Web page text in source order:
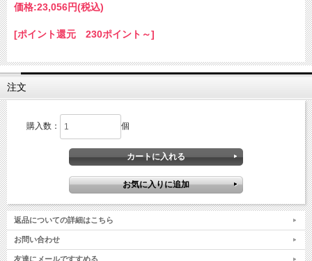
価格:23,056円(税込)
[ポイント還元 230ポイント～]
注文
購入数： 個
返品についての詳細はこちら
お問い合わせ
友達にメールですすめる